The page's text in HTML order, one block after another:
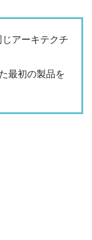
じアーキテクチ
最初の製品を